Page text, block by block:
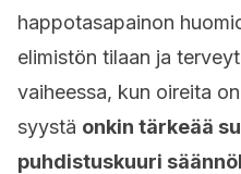
happotasapainon
elimistön tilaan ja
vaiheessa, kun oireita
syystä onkin tärkeää
puhdistuskuuri